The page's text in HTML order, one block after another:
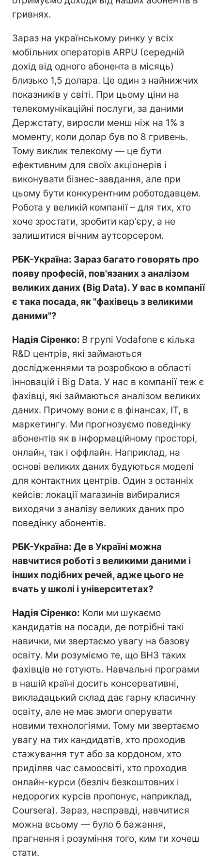
гривнях.
Зараз на українському ринку у всіх
мобільних операторів ARPU (середній
дохід від одного абонента в місяць)
близько 1,5 долара. Це один з найнижчих
показників у світі. При цьому ціни на
телекомунікаційні послуги, за даними
Держстату, виросли менш ніж на 1% з
моменту, коли долар був по 8 гривень.
Тому виклик телекому — це бути
ефективним для своїх акціонерів і
виконувати бізнес-завдання, але при
цьому бути конкурентним роботодавцем.
Робота у великій компанії – для тих, хто
хоче зростати, зробити кар'єру, а не
залишитися вічним аутсорсером.
РБК-Україна: Зараз багато говорять про
появу професій, пов'язаних з аналізом
великих даних (Big Data). У вас в компанії
є така посада, як "фахівець з великими
даними"?
Надія Сіренко: В групі Vodafone є кілька
R&D центрів, які займаються
дослідженнями та розробкою в області
інновацій і Big Data. У нас в компанії теж є
фахівці, які займаються аналізом великих
даних. Причому вони є в фінансах, ІТ, в
маркетингу. Ми прогнозуємо поведінку
абонентів як в інформаційному просторі,
онлайн, так і оффлайн. Наприклад, на
основі великих даних будуються моделі
для контактних центрів. Один з останніх
кейсів: локації магазинів вибиралися
виходячи з аналізу великих даних про
поведінку абонентів.
РБК-Україна: Де в Україні можна
навчитися роботі з великими даними і
інших подібних речей, адже цього не
вчать у школі і університетах?
Надія Сіренко: Коли ми шукаємо
кандидатів на посади, де потрібні такі
навички, ми звертаємо увагу на базову
освіту. Ми розуміємо те, що ВНЗ таких
фахівців не готують. Навчальні програми
в нашій країні досить консервативні,
викладацький склад дає гарну класичну
освіту, але не має змоги оперувати
новими технологіями. Тому ми звертаємо
увагу на тих кандидатів, хто проходив
стажування тут або за кордоном, хто
приділяв час самоосвіті, хто проходив
онлайн-курси (безліч безкоштовних і
недорогих курсів пропонує, наприклад,
Coursera). Зараз, насправді, навчитися
можна всьому — було б бажання,
прагнення і розуміння того, ким ти хочеш
стати.